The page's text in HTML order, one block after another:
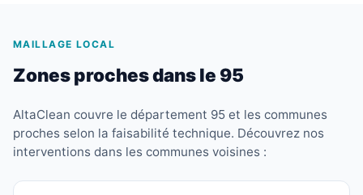
MAILLAGE LOCAL
Zones proches dans le 95
AltaClean couvre le département 95 et les communes
proches selon la faisabilité technique. Découvrez nos
interventions dans les communes voisines :